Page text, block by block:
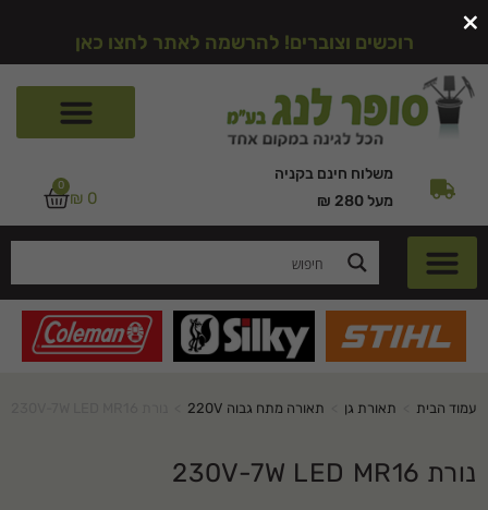
רוכשים וצוברים! להרשמה לאתר לחצו כאן
משלוח חינם בקניה
מעל 280 ₪
₪ 0
0
עמוד הבית תאורת גן תאורה מתח גבוה 220V
נורת 230V-7W LED MR16
×